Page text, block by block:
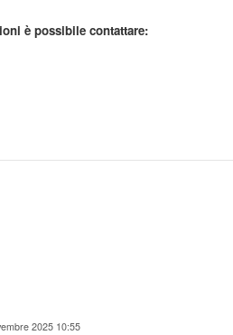
è possibile contattare:
2025 10:55